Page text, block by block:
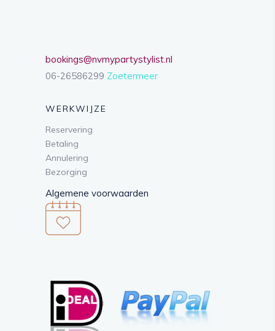
bookings@nvmypartystylist.nl
06-26586299 Zoetermeer
WERKWIJZE
Reservering
Betaling
Annulering
Bezorging
Algemene voorwaarden